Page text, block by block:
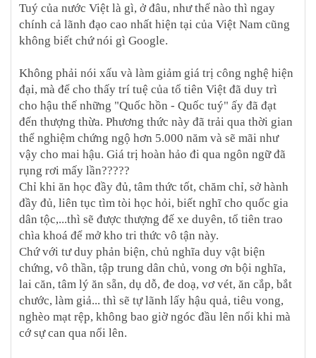
Tuý của nước Việt là gì, ở đâu, như thế nào thì ngay
chính cả lãnh đạo cao nhất hiện tại của Việt Nam cũng
không biết chứ nói gì Google.
Không phải nói xấu và làm giảm giá trị công nghệ hiện
đại, mà để cho thấy trí tuệ của tổ tiên Việt đã duy trì
cho hậu thế những "Quốc hồn - Quốc tuý" ấy đã đạt
đến thượng thừa. Phương thức này đã trải qua thời gian
thể nghiệm chứng ngộ hơn 5.000 năm và sẽ mãi như
vậy cho mai hậu. Giá trị hoàn hảo đi qua ngôn ngữ đã
rụng rơi mấy lần?????
Chỉ khi ăn học đầy đủ, tâm thức tốt, chăm chỉ, sở hành
đầy đủ, liên tục tìm tòi học hỏi, biết nghĩ cho quốc gia
dân tộc,...thì sẽ được thượng đế xe duyên, tổ tiên trao
chìa khoá để mở kho tri thức vô tận này.
Chứ với tư duy phản biện, chủ nghĩa duy vật biện
chứng, vô thần, tập trung dân chủ, vong ơn bội nghĩa,
lai căn, tâm lý ăn sẵn, dụ dỗ, đe doạ, vơ vét, ăn cắp, bắt
chước, làm giả... thì sẽ tự lãnh lấy hậu quả, tiêu vong,
nghèo mạt rệp, không bao giờ ngóc đầu lên nổi khi mà
cớ sự can qua nổi lên.